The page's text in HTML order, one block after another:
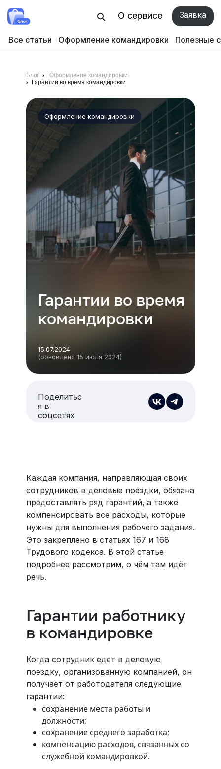
О сервисе Заявка
Все статьи Оформление командировки Полезные
Блог
Оформление командировки
Гарантии во время командировки
Оформление командировки
Гарантии во время
командировки
15.07.2024
(обновлено 15 июля 2024)
Поделитьс
я в
соцсетях
Каждая компания, направляющая своих
сотрудников в деловые поездки, обязана
предоставлять ряд гарантий, а также
компенсировать все расходы, которые
нужны для выполнения рабочего задания.
Это закреплено в статьях 167 и 168
Трудового кодекса. В этой статье
подробнее рассмотрим, о чём там идёт
речь.
Гарантии работнику
в командировке
Когда сотрудник едет в деловую
поездку, организованную компанией, он
получает от работодателя следующие
гарантии:
сохранение места работы и
должности;
сохранение среднего заработка;
компенсацию расходов, связанных со
служебной командировкой.